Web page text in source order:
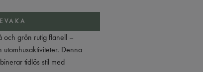
och grön rutig flanell –
Denna
tidlös stil med